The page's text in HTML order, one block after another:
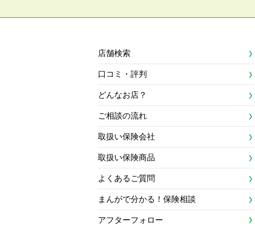
店舗検索
口コミ・評判
どんなお店？
ご相談の流れ
取扱い保険会社
取扱い保険商品
よくあるご質問
まんがで分かる！保険相談
アフターフォロー